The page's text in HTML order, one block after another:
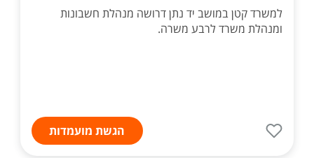
למשרד קטן במושב יד נתן דרושה מנהלת חשבונות
ומנהלת משרד לרבע משרה.
הגשת מועמדות